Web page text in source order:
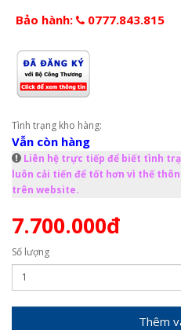
Bảo hành:
0777.843.815
Tình trạng kho hàng:
Vẫn còn hàng
Liên hệ trực tiếp để biết tình
luôn cải tiến để tốt hơn vì thế
trên website.
7.700.000đ
Số lượng
Thêm